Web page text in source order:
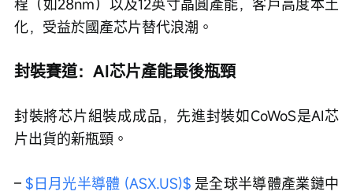
化，受益於國產芯片替代浪潮。
封裝賽道：AI芯片產能最後瓶頸
封裝將芯片組裝成成品，先進封裝如CoWoS是AI芯
片出貨的新瓶頸。
– $日月光半導體 (ASX.US)$ 是全球半導體產業鏈中